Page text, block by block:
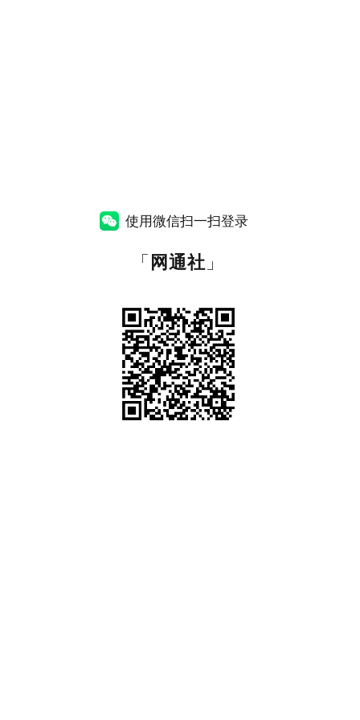
使用微信扫一扫登录
「 网通社 」